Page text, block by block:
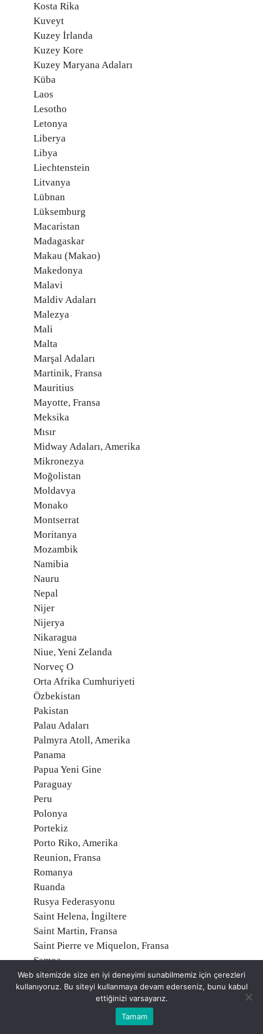
Kosta Rika
Kuveyt
Kuzey İrlanda
Kuzey Kore
Kuzey Maryana Adaları
Küba
Laos
Lesotho
Letonya
Liberya
Libya
Liechtenstein
Litvanya
Lübnan
Lüksemburg
Macaristan
Madagaskar
Makau (Makao)
Makedonya
Malavi
Maldiv Adaları
Malezya
Mali
Malta
Marşal Adaları
Martinik, Fransa
Mauritius
Mayotte, Fransa
Meksika
Mısır
Midway Adaları, Amerika
Mikronezya
Moğolistan
Moldavya
Monako
Montserrat
Moritanya
Mozambik
Namibia
Nauru
Nepal
Nijer
Nijerya
Nikaragua
Niue, Yeni Zelanda
Norveç O
Orta Afrika Cumhuriyeti
Özbekistan
Pakistan
Palau Adaları
Palmyra Atoll, Amerika
Panama
Papua Yeni Gine
Paraguay
Peru
Polonya
Portekiz
Porto Riko, Amerika
Reunion, Fransa
Romanya
Ruanda
Rusya Federasyonu
Saint Helena, İngiltere
Saint Martin, Fransa
Saint Pierre ve Miquelon, Fransa
Samoa
San Marino
Santa Kitts ve Nevis
Santa Vincent ve Grenadinler
Web sitemizde size en iyi deneyimi sunabilmemiz için çerezleri
kullanıyoruz. Bu siteyi kullanmaya devam ederseniz, bunu kabul
ettiğinizi varsayarız.
Tamam